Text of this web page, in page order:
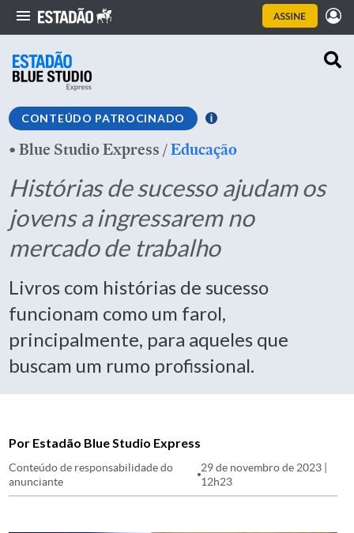
CONTEÚDO PATROCINADO
•Blue Studio Express/Educação
Histórias de sucesso ajudam os
jovens a ingressarem no
mercado de trabalho
Livros com histórias de sucesso
funcionam como um farol,
principalmente, para aqueles que
buscam um rumo profissional.
Por Estadão Blue Studio Express
Conteúdo de responsabilidade do
anunciante
29 de novembro de 2023 |
12h23